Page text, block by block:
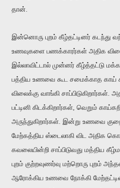
தான்.
இன்னொரு புறம் கீழ்தட்டினர் கடந்து
உணவுகளை பணக்காரர்கள் அதிக
இல்லாவிட்டால் முன்னர் கீழ்த்தட்டு
பத்திய உணவை கூட சமைக்காத காய்
விலைக்கு வாங்கி சாப்பிடுகிறார்கள்.
பட்டினி கிடக்கிறார்கள், வெறும்
அருந்துகிறார்கள். இன்று உணவை
மேற்கத்திய ஸ்டைலாகி விட அதிக
கவலையின்றி சாப்பிடுவது மத்திய
புறம் குற்றவுணர்வு மற்றொரு புறம்
ஆரோக்கிய உணவை நோக்கி